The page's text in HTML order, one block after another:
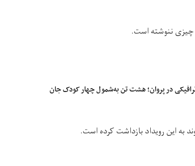
چیزی ننوشته است.
در پروان؛ هشت تن به‌شمول چهار کودک جان
به این رویداد بازداشت کرده است.